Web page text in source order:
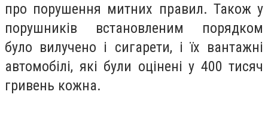
про порушення митних правил. Також у
порушників встановленим порядком
було вилучено і сигарети, і їх вантажні
автомобілі, які були оцінені у 400 тисяч
гривень кожна.